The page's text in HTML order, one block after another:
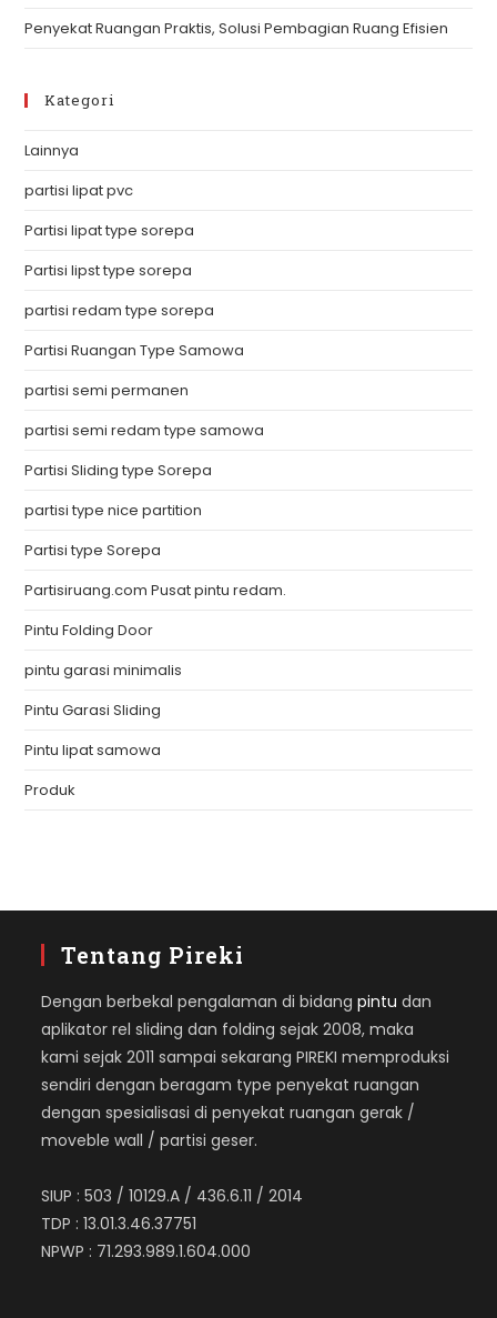
Penyekat Ruangan Praktis, Solusi Pembagian Ruang Efisien
Kategori
Lainnya
partisi lipat pvc
Partisi lipat type sorepa
Partisi lipst type sorepa
partisi redam type sorepa
Partisi Ruangan Type Samowa
partisi semi permanen
partisi semi redam type samowa
Partisi Sliding type Sorepa
partisi type nice partition
Partisi type Sorepa
Partisiruang.com Pusat pintu redam.
Pintu Folding Door
pintu garasi minimalis
Pintu Garasi Sliding
Pintu lipat samowa
Produk
Tentang Pireki
Dengan berbekal pengalaman di bidangpintu dan
aplikator rel sliding dan folding sejak 2008, maka
kami sejak 2011 sampai sekarang PIREKI memproduksi
sendiri dengan beragam type penyekat ruangan
dengan spesialisasi di penyekat ruangan gerak /
moveble wall / partisi geser.
SIUP : 503 / 10129.A / 436.6.11 / 2014
TDP : 13.01.3.46.37751
NPWP : 71.293.989.1.604.000